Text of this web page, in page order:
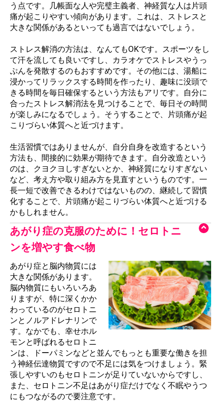
う点です。几帳面な人や完璧主義者、神経質な人は片頭
痛が起こりやすい傾向があります。これは、ストレスと
大きな関係があるといっても過言ではないでしょう。
ストレス解消の方法は、なんてもOKです。スポーツをし
て汗を流しても良いですし、カラオケでストレスやうっ
ぷんを発散するのもおすすめです。その他には、湯船に
浸かってリラックスする時間を作ったり、趣味に没頭で
きる時間を毎日確保するという方法もアリです。自分に
合ったストレス解消法を見つけることで、毎日その時間
が楽しみになるでしょう。そうすることで、片頭痛が起
こりづらい体質へと近づけます。
生活習慣ではありませんが、自分自身を改造するという
方法も、間接的に効果が期待できます。自分改造という
のは、クヨクヨしすぎないとか、神経質になりすぎない
など、考え方や取り組み方を見直すというものです。一
長一短で改善できるわけではないものの、継続して習慣
化することで、片頭痛が起こりづらい体質へと近づける
かもしれません。
あがり症の克服のために！セロトニ
ンを増やす食べ物
あがり症と脳内物質には
大きな関係があります。
脳内物質にもいろいろあ
りますが、特に深くかか
わっているのがセロトニ
ンとノルアドレナリンで
す。なかでも、幸せホル
モンと呼ばれるセロトニ
ンは、ドーパミンなどと並んでもっとも重要な働きを担
う神経伝達物質ですので不足には気をつけましょう。緊
張しやすいのもセロトニンが足りていないからですし、
また、セロトニン不足はあがり症だけでなく不眠やうつ
にもつながるので要注意です。